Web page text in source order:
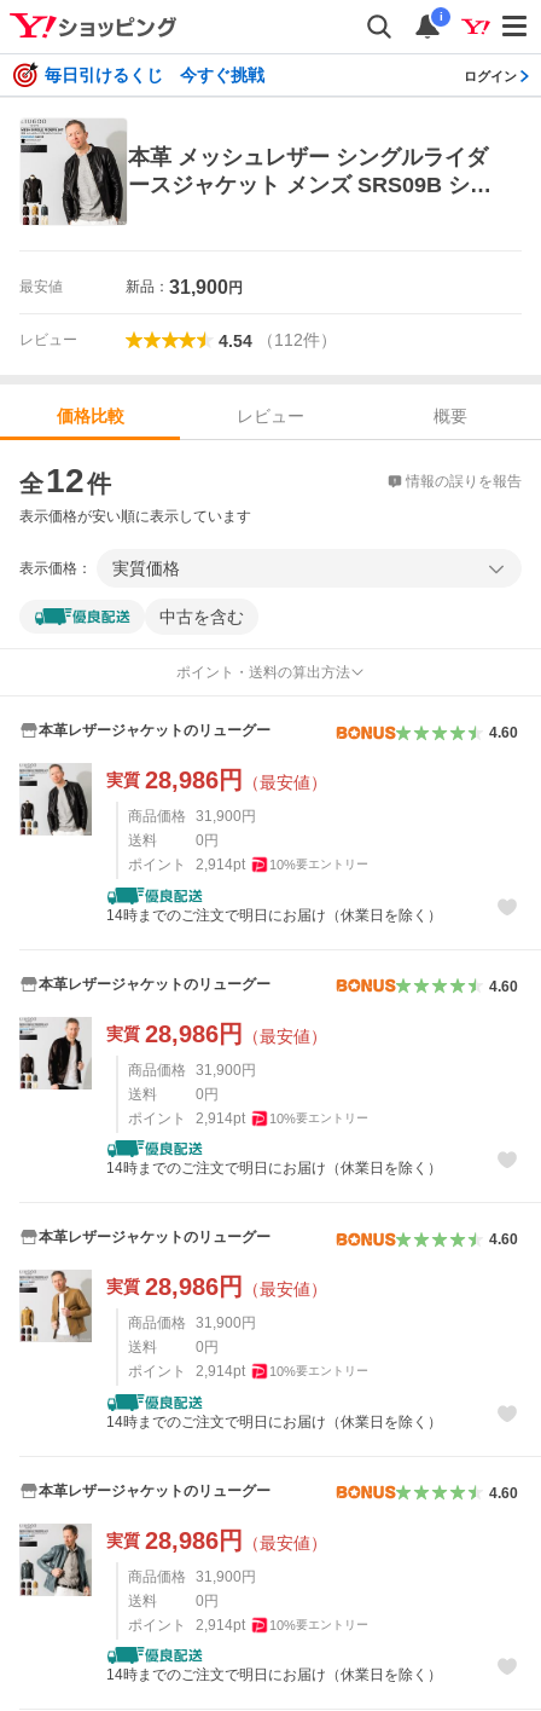
i
毎日引けるくじ 今すぐ挑戦 ログイン
本革 メッシュレザー シングルライダ
ースジャケット メンズ SRS09B シン
最安値 新品： 31,900円
レビュー 4.54 （112件）
価格比較 レビュー
概要
全12件 情報の誤りを報告
表示価格が安い順に表示しています
表示価格： 実質価格
中古を含む
ポイント・送料の算出方法
本革レザージャケットのリューグー 4.60
実質 28,986円 （最安値）
商品価格 31,900 円
送料
0 円
ポイント
2,914pt 10%要エントリー
14時までのご注文で明日にお届け（休業日を除く）
本革レザージャケットのリューグー 4.60
実質 28,986円 （最安値）
商品価格 31,900円
送料
0円
ポイント
2,914pt 10%要エントリー
14時までのご注文で明日にお届け（休業日を除く）
本革レザージャケットのリューグー 4.60
実質 28,986円 （最安値）
商品価格 31,900 円
送料
0 円
ポイント
2,914pt 10%要エントリー
14時までのご注文で明日にお届け（休業日を除く）
本革レザージャケットのリューグー 4.60
実質 28,986円 （最安値）
商品価格 31,900円
送料
0円
ポイント
2,914pt 10%要エントリー
14時までのご注文で明日にお届け（休業日を除く）